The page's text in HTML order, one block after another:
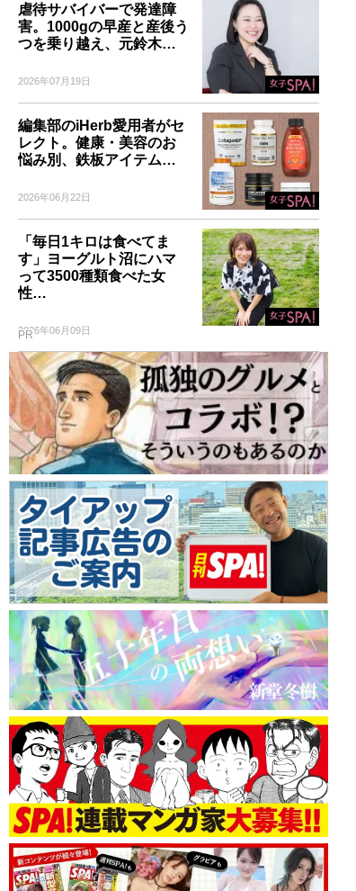
虐待サバイバーで発達障
害。1000gの早産と産後う
つを乗り越え、元鈴木…
2026年07月19日
編集部のiHerb愛用者がセ
レクト。健康・美容のお
悩み別、鉄板アイテム…
2026年06月22日
「毎日1キロは食べてま
す」ヨーグルト沼にハマ
って3500種類食べた女
性…
2026年06月09日
PR